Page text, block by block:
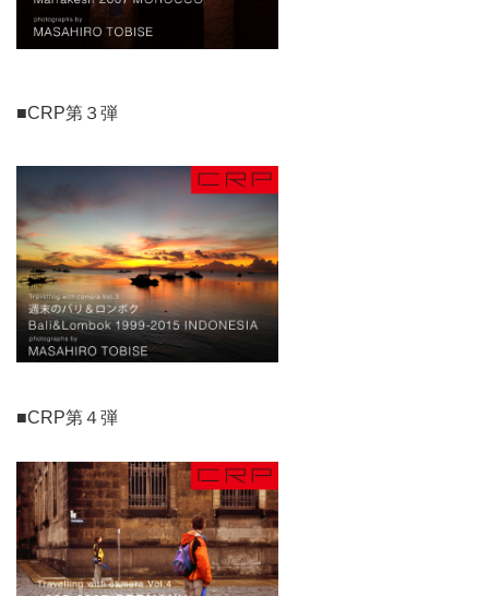
■CRP第３弾
■CRP第４弾